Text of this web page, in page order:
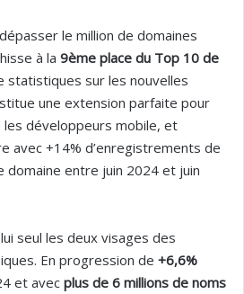
le million de domaines
à la 9ème place du Top 10 de
statistiques sur les nouvelles
une extension parfaite pour
les développeurs mobile, et
avec +14% d’enregistrements de
domaine entre juin 2024 et juin
seul les deux visages des
En progression de +6,6%
et avecplus de 6 millions de noms